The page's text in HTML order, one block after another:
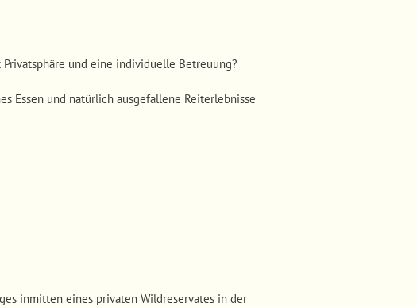
und eine individuelle Betreuung?
Essen und natürlich ausgefallene Reiterlebnisse
inmitten eines privaten Wildreservates in der